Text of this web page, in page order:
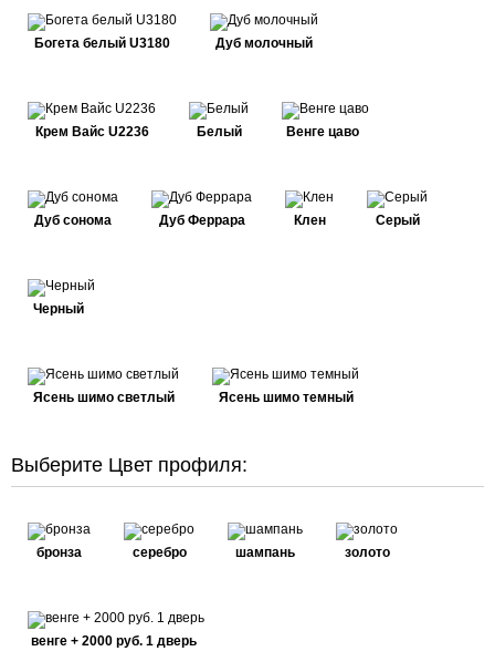
Богета белый U3180 Дуб молочный
Крем Вайс U2236 Белый Венге цаво
Дуб сонома Дуб Феррара Клен Серый
Черный
Ясень шимо светлый Ясень шимо темный
Выберите Цвет профиля:
бронза серебро шампань золото
венге + 2000 руб. 1 дверь